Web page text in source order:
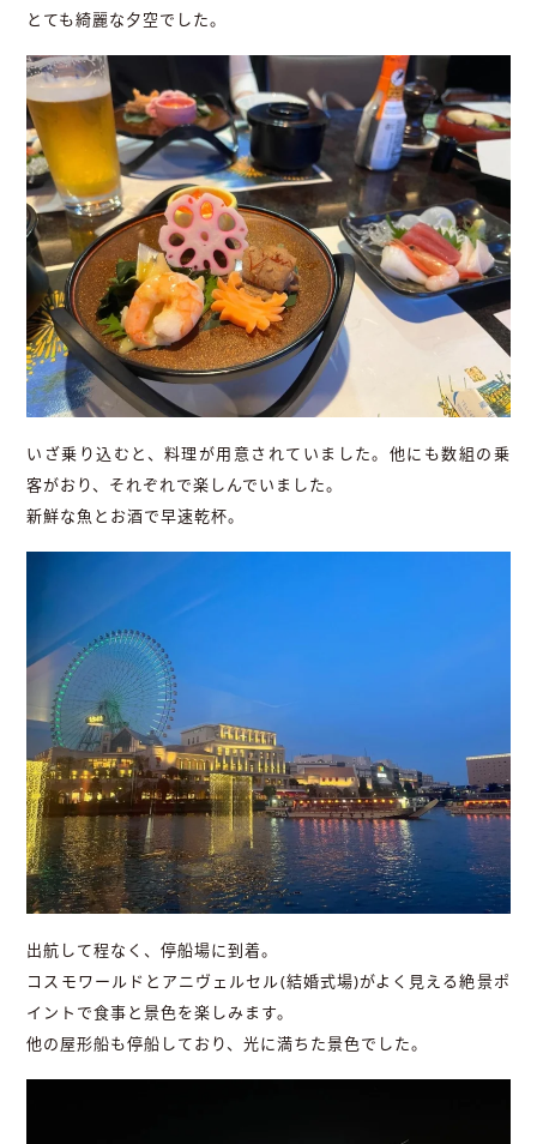
とても綺麗な夕空でした。
いざ乗り込むと、料理が用意されていました。他にも数組の乗
客がおり、それぞれで楽しんでいました。
新鮮な魚とお酒で早速乾杯。
出航して程なく、停船場に到着。
コスモワールドとアニヴェルセル(結婚式場)がよく見える絶景ポ
イントで食事と景色を楽しみます。
他の屋形船も停船しており、光に満ちた景色でした。